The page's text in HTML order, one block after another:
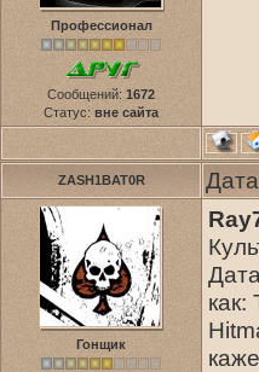
Профессионал
Сообщений: 1672
Статус: вне сайта
ZASH1BAT0R
Гонщик
как: